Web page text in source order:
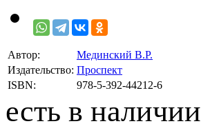
Автор:
Мединский В.Р.
Издательство: Проспект
ISBN:
978-5-392-44212-6
есть в наличии